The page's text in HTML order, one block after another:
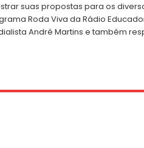
suas propostas para os
Roda Viva da Rádio
André Martins e também